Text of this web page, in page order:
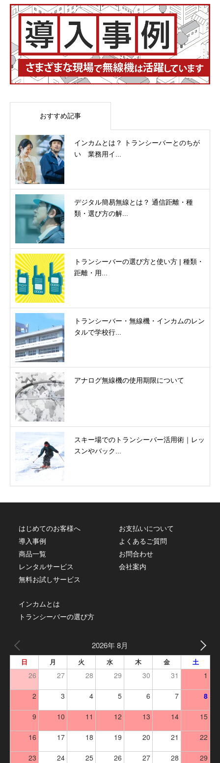
おすすめ記事
インカムとは？ トランシーバーとのちが
い 業務用イ...
デジタル簡易無線とは？ 通信距離・種
類・選び方の解...
トランシーバーの選び方と使い方 | 種類・
距離・用...
トランシーバー・無線機・インカムのレン
タルで学校行...
アナログ無線機の使用期限について
スキー場でのトランシーバー活用術｜レッ
スンやバック...
はじめてのお客様へ
導入事例
商品一覧
レンタルサービス
無料お試しサービス
お支払いについて
よくあるご質問
お問合わせ
会社案内
インカムとは
トランシーバーの選び方
2026年 8月
日 月 火 水 木 金 土
26 27 28 29 30 31 1
2 3 4 5 6 7 8
9 10 11 12 13 14 15
16 17 18 19 20 21 22
23 24 25 26 27 28 29